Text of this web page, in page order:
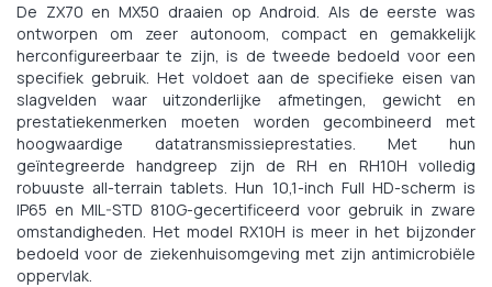
De ZX70 en MX50 draaien op Android. Als de eerste was
ontworpen om zeer autonoom, compact en gemakkelijk
herconfigureerbaar te zijn, is de tweede bedoeld voor een
specifiek gebruik. Het voldoet aan de specifieke eisen van
slagvelden waar uitzonderlijke afmetingen, gewicht en
prestatiekenmerken moeten worden gecombineerd met
hoogwaardige datatransmissieprestaties. Met hun
geïntegreerde handgreep zijn de RH en RH10H volledig
robuuste all-terrain tablets. Hun 10,1-inch Full HD-scherm is
IP65 en MIL-STD 810G-gecertificeerd voor gebruik in zware
omstandigheden. Het model RX10H is meer in het bijzonder
bedoeld voor de ziekenhuisomgeving met zijn antimicrobiële
oppervlak.